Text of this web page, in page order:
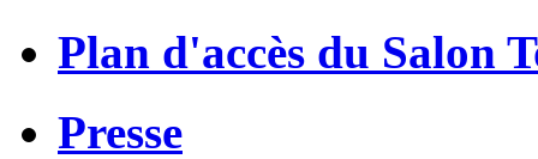
Plan d'accès du Salon
Presse